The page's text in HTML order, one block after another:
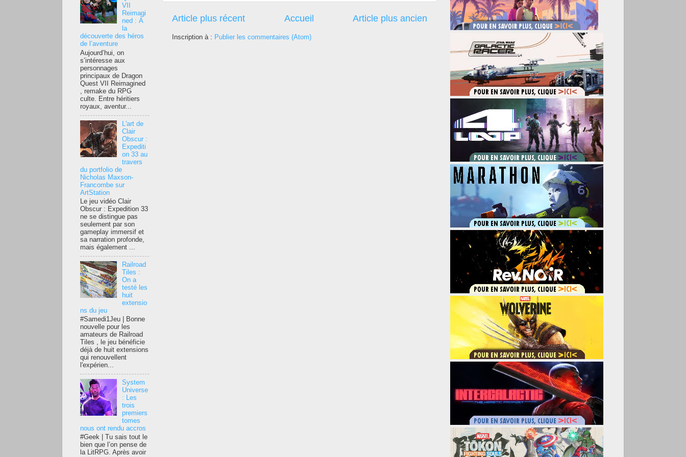
Article plus récent Article plus ancien
Accueil
Inscription à : Publier les commentaires (Atom)
VII
Reimagi
ned : À
la
découverte des héros
de l’aventure
Aujourd’hui, on
s’intéresse aux
personnages
principaux de Dragon
Quest VII Reimagined
, remake du RPG
culte. Entre héritiers
royaux, aventur...
L'art de
Clair
Obscur :
Expediti
on 33 au
travers
du portfolio de
Nicholas Maxson-
Francombe sur
ArtStation
Le jeu vidéo Clair
Obscur : Expedition 33
ne se distingue pas
seulement par son
gameplay immersif et
sa narration profonde,
mais également ...
Railroad
Tiles :
On a
testé les
huit
extensio
ns du jeu
#Samedi1Jeu | Bonne
nouvelle pour les
amateurs de Railroad
Tiles , le jeu bénéficie
déjà de huit extensions
qui renouvellent
l'expérien...
System
Universe
: Les
trois
premiers
tomes
nous ont rendu accros
#Geek | Tu sais tout le
bien que l’on pense de
la LitRPG. Après avoir